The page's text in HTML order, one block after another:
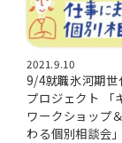
2021.9.10
9/4就職氷河期世
プロジェクト 「
ワークショップ
わる個別相談会